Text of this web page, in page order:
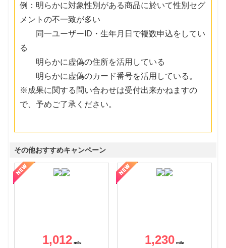
例：明らかに対象性別がある商品に於いて性別セグ
メントの不一致が多い
同一ユーザーID・生年月日で複数申込をしてい
る
明らかに虚偽の住所を活用している
明らかに虚偽のカード番号を活用している。
※成果に関する問い合わせは受付出来かねますの
で、予めご了承ください。
その他おすすめキャンペーン
1,012 1,230